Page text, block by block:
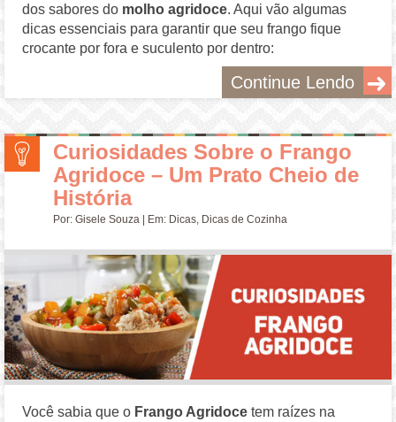
dos sabores do molho agridoce. Aqui vão algumas
dicas essenciais para garantir que seu frango fique
crocante por fora e suculento por dentro:
Continue Lendo
Curiosidades Sobre o Frango
Agridoce – Um Prato Cheio de
História
Por:Gisele Souza | Em: Dicas, Dicas de Cozinha
Você sabia que o Frango Agridoce tem raízes na